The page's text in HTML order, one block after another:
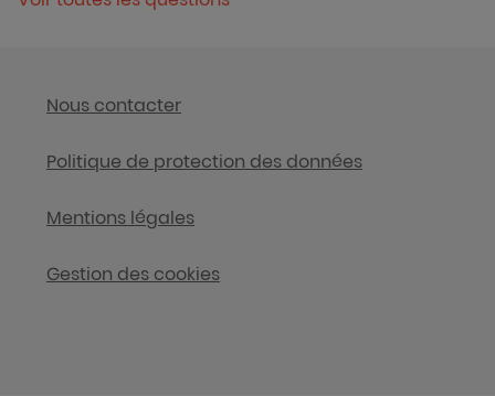
Nous contacter
Politique de protection des données
Mentions légales
Gestion des cookies